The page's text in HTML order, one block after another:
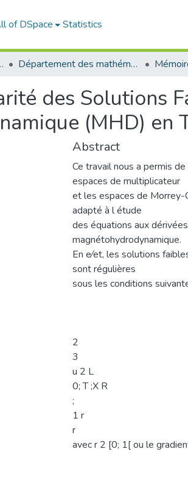
of DSpace Statistics
l'Informatique Département des mathématiques et informatique
des Solutions
(MHD) en
Abstract
Ce travail nous a permis
espaces de multiplicateur
et les espaces de
adapté à l étude
des équations aux
magnétohydrodynamique.
En e⁄et, les solutions
sont régulières
sous les conditions
2
3
u 2 L
0; T ;X R
;
1 r
r
avec r 2 [0; 1[ ou le